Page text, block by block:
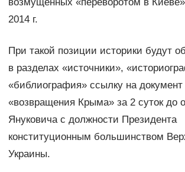
2014 г.
При такой позиции историки будут
в разделах «источники»,
«библиография» ссылку на документ
«возвращения Крыма» за 2 суток до
Януковича с должности Президента
конституционным большинством
Украины.